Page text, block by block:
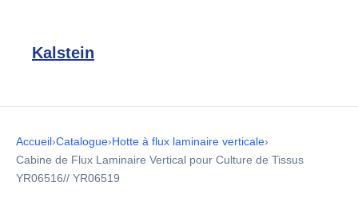
Kalstein
Accueil›Catalogue›Hotte à flux laminaire verticale›
Cabine de Flux Laminaire Vertical pour Culture de Tissus
YR06516// YR06519